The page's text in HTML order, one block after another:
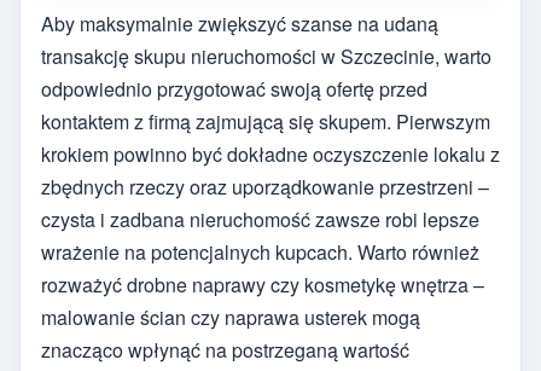
Aby maksymalnie zwiększyć szanse na udaną
transakcję skupu nieruchomości w Szczecinie, warto
odpowiednio przygotować swoją ofertę przed
kontaktem z firmą zajmującą się skupem. Pierwszym
krokiem powinno być dokładne oczyszczenie lokalu z
zbędnych rzeczy oraz uporządkowanie przestrzeni –
czysta i zadbana nieruchomość zawsze robi lepsze
wrażenie na potencjalnych kupcach. Warto również
rozważyć drobne naprawy czy kosmetykę wnętrza –
malowanie ścian czy naprawa usterek mogą
znacząco wpłynąć na postrzeganą wartość